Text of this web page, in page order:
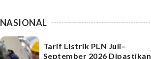
NASIONAL
Tarif Listrik PLN Juli–
September 2026 Dipastikan